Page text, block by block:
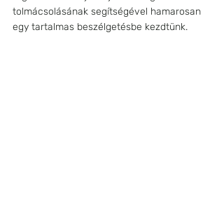
tolmácsolásának segítségével hamarosan
egy tartalmas beszélgetésbe kezdtünk.